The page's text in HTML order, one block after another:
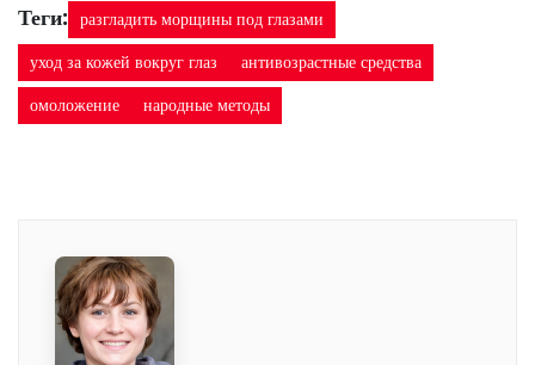
Теги: разгладить морщины под глазами
уход за кожей вокруг глаз
антивозрастные средства
омоложение
народные методы